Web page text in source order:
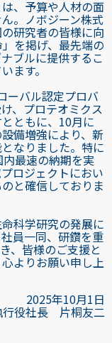
、予算や人材の面
。ノボジーン株式
研究者の皆様に向
を掲げ、最先端の
ブルに提供するこ
ます。
ーバル認定プロバ
、プロテオミクス
ともに、10月に
備増強により、新
なりました。特に
最速の納期を実
ロジェクトにおい
と確信しておりま
科学研究の発展に
員一同、研鑽を重
、皆様のご支援と
よりお願い申し上
2025年10月1日
行役社長 片桐友二